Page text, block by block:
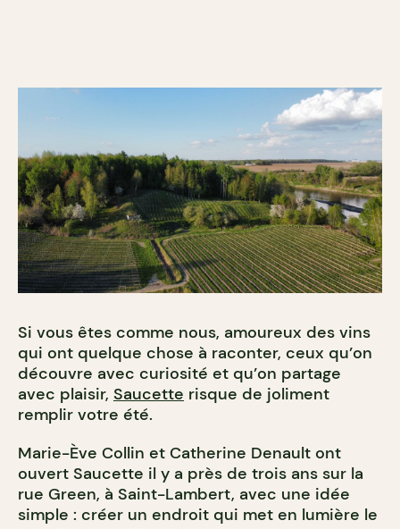
Si vous êtes comme nous, amoureux des vins
qui ont quelque chose à raconter, ceux qu’on
découvre avec curiosité et qu’on partage
avec plaisir, Saucette risque de joliment
remplir votre été.
Marie-Ève Collin et Catherine Denault ont
ouvert Saucette il y a près de trois ans sur la
rue Green, à Saint-Lambert, avec une idée
simple : créer un endroit qui met en lumière le